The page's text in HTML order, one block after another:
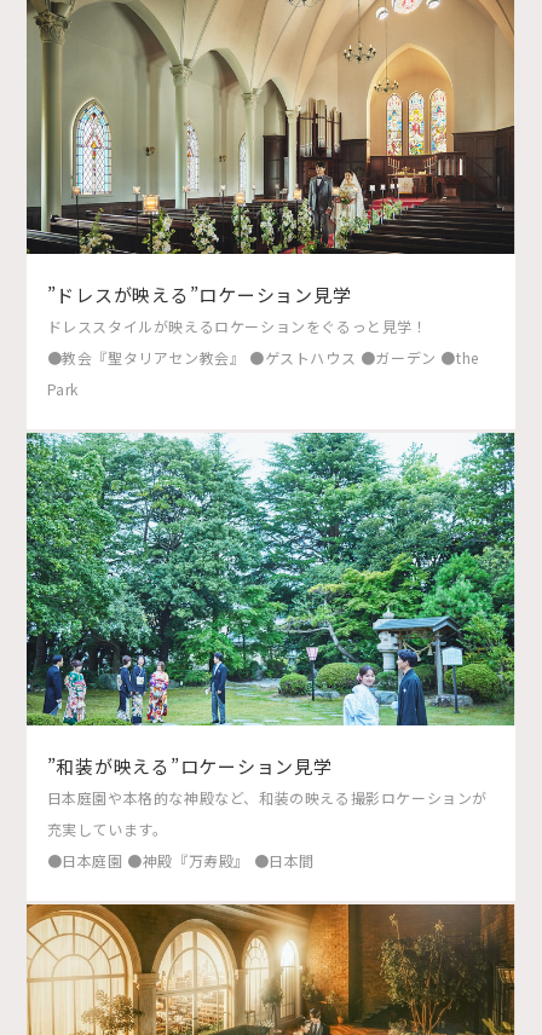
”ドレスが映える”ロケーション見学
ドレススタイルが映えるロケーションをぐるっと見学！
●教会『聖タリアセン教会』 ●ゲストハウス ●ガーデン ●the
Park
”和装が映える”ロケーション見学
日本庭園や本格的な神殿など、和装の映える撮影ロケーションが
充実しています。
●日本庭園 ●神殿『万寿殿』 ●日本間